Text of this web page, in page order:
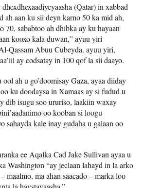
(Qatar) in xabbad
ah aan ku sii deyn karno 50 ka mid ah,
70, sababtoo ah dhibka ay ku hayaan
​​kooxo kala duwan,” ayuu yiri
Qassam Abuu Cubeyda. ayuu yiri,
ay codsatay in 100 qof la sii daayo.
ah u go’doomisay Gaza, ayaa diiday
ku doodaysa in Xamaas ay si fudud u
dib isugu soo ururiso, laakiin waxay
oo kooban si loogu
sahayda kale inay gudaha u galaan oo
ee Aqalka Cad Jake Sullivan ayaa u
Washington “ay jeclaan lahayd in la arko
maalmo, ma ahan saacado – marka loo